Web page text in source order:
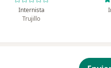
Internista
Trujillo